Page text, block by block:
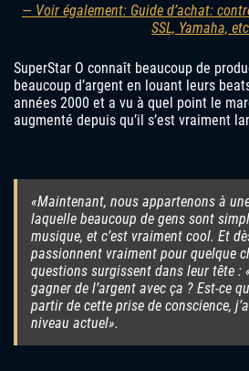
— Voir également: Guide d’achat:
SSL, Yamaha,
SuperStar O connaît beaucoup de
beaucoup d’argent en louant leurs
années 2000 et a vu à quel point le
augmenté depuis qu’il s’est vraiment
«Maintenant, nous appartenons à
laquelle beaucoup de gens sont
musique, et c’est vraiment cool. Et
passionnent vraiment pour quelque
questions surgissent dans leur tête :
gagner de l’argent avec ça ? Est-ce
partir de cette prise de conscience,
niveau actuel».